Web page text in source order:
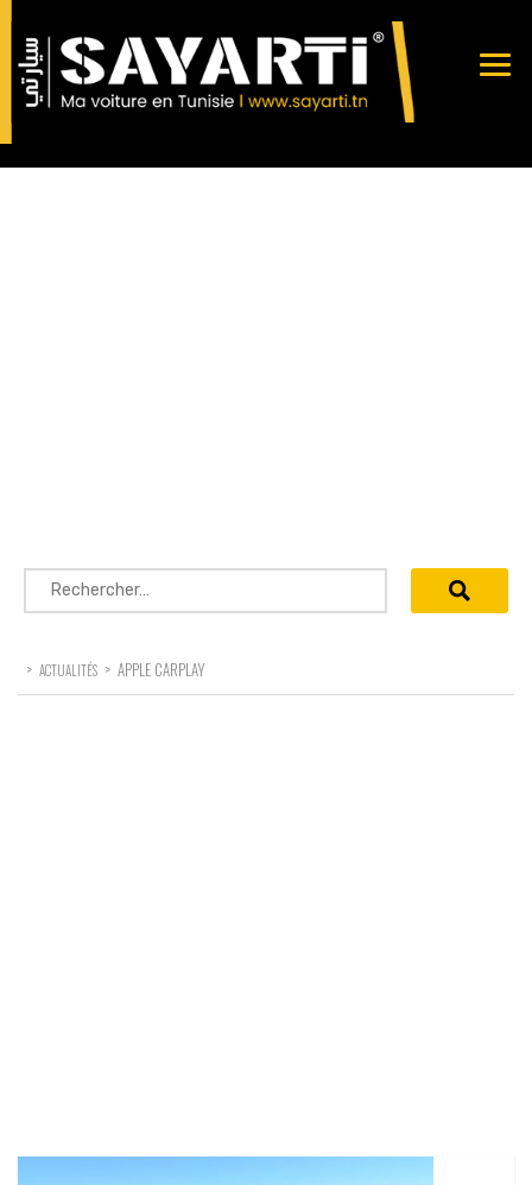
Rechercher :
> ACTUALITÉS > APPLE CARPLAY